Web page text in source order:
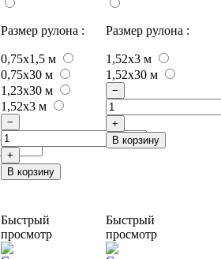
Размер рулона :
0,75х1,5 м
0,75х30 м
1,23x30 м
1,52x3 м
−
+
В корзину
Размер рулона :
1,52x3 м
1,52x30 м
−
+
В корзину
Быстрый
просмотр
Быстрый
просмотр